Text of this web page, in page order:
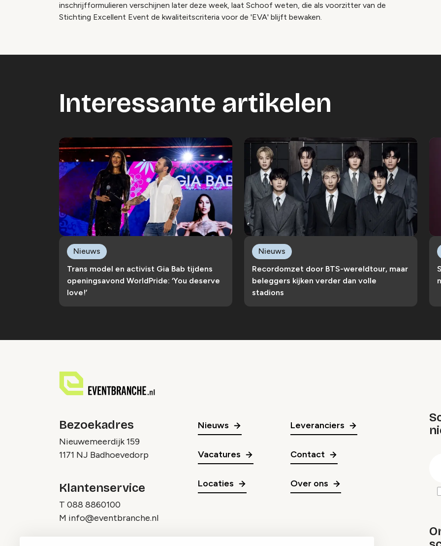
inschrijfformulieren verschijnen later deze week, laat Schoof weten, die als voorzitter van de
Stichting Excellent Event de kwaliteitscriteria voor de 'EVA' blijft bewaken.
Interessante artikelen
Trans model en activist Gia Bab tijdens
openingsavond WorldPride: ‘You deserve
love!’
Nieuws
Recordomzet door BTS-wereldtour, maar
beleggers kijken verder dan volle
stadions
Nieuws
Bezoekadres
Nieuwemeerdijk 159
1171 NJ Badhoevedorp
Klantenservice
T 088 8860100
M info@eventbranche.nl
Nieuws
Vacatures
Locaties
Leveranciers
Contact
Over ons